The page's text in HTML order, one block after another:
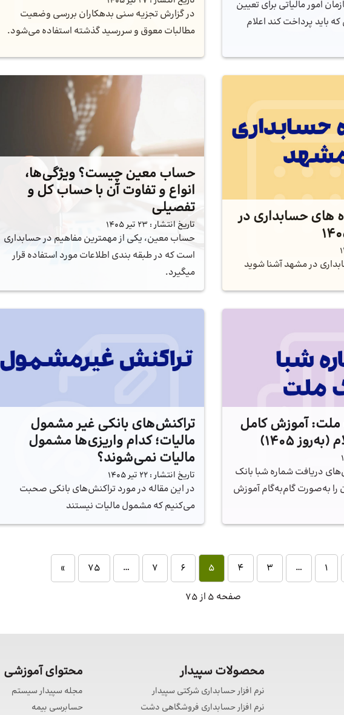
امور مالیاتی برای تعیین
باید پرداخت کند اعلام
در گزارش تجزیه سنی بدهکاران بررسی وضعیت
مطالبات معوق و سررسید گذشته استفاده می‌شود.
های حسابداری در
در مشهد آشنا شوید
حساب معین چیست؟ ویژگی‌ها،
انواع و تفاوت آن با حساب کل و
تفصیلی
تاریخ انتشار : 23 تیر 1405
حساب معین، یکی از مهمترین مفاهیم در حسابداری
است که در طبقه بندی اطلاعات مورد استفاده قرار
میگیرد.
ملت: آموزش کامل
۱۴۰۵)
دریافت شماره شبا بانک
را به‌صورت گام‌به‌گام آموزش
تراکنش‌های بانکی غیر مشمول
مالیات؛ کدام واریزی‌ها مشمول
مالیات نمی‌شوند؟
تاریخ انتشار : 22 تیر 1405
در این مقاله در مورد تراکنش‌های بانکی صحبت
می‌کنیم که مشمول مالیات نیستند
1
…
3
4
5
6
7
…
75
»
صفحه 5 از 75
محصولات سپیدار
نرم افزار حسابداری شرکتی سپیدار
نرم افزار حسابداری فروشگاهی دشت
محتوای آموزشی
مجله سپیدار سیستم
حسابرسی بیمه